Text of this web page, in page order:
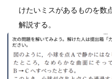
けたいミスがあるものを数
解説する。